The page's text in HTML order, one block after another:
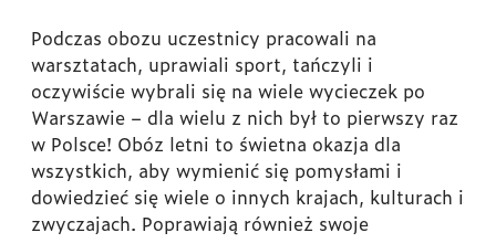
Podczas obozu uczestnicy pracowali na
warsztatach, uprawiali sport, tańczyli i
oczywiście wybrali się na wiele wycieczek po
Warszawie – dla wielu z nich był to pierwszy raz
w Polsce! Obóz letni to świetna okazja dla
wszystkich, aby wymienić się pomysłami i
dowiedzieć się wiele o innych krajach, kulturach i
zwyczajach. Poprawiają również swoje